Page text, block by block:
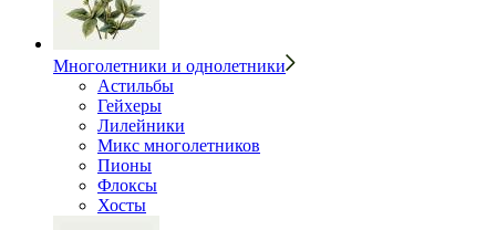
Многолетники и однолетники
Астильбы
Гейхеры
Лилейники
Микс многолетников
Пионы
Флоксы
Хосты